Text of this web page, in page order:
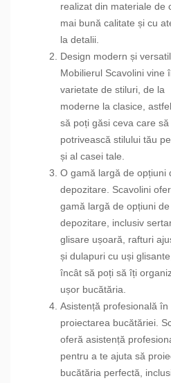
realizat din materiale de
mai bună calitate și cu
la detalii.
Design modern și versatil.
Mobilierul Scavolini vine
varietate de stiluri, de la
moderne la clasice,
să poți găsi ceva care să
potrivească stilului tău
și al casei tale.
O gamă largă de opțiuni
depozitare. Scavolini
gamă largă de opțiuni de
depozitare, inclusiv
glisare ușoară, rafturi
și dulapuri cu uși
încât să poți să îți
ușor bucătăria.
Asistență profesională în
proiectarea bucătăriei.
oferă asistență
pentru a te ajuta să
bucătăria perfectă,